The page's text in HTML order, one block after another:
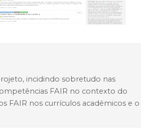
incidindo sobretudo nas
FAIR no contexto do
FAIR nos currículos académicos e o